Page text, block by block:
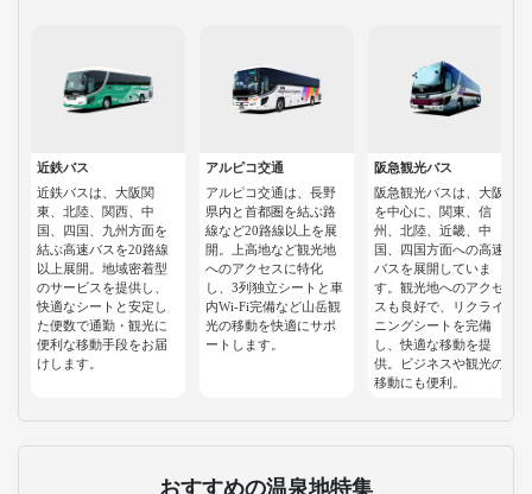
近鉄バス
近鉄バスは、大阪関
東、北陸、関西、中
国、四国、九州方面を
結ぶ高速バスを20路線
以上展開。地域密着型
のサービスを提供し、
快適なシートと安定し
た便数で通勤・観光に
便利な移動手段をお届
けします。
アルピコ交通
アルピコ交通は、長野
県内と首都圏を結ぶ路
線など20路線以上を展
開。上高地など観光地
へのアクセスに特化
し、3列独立シートと車
内Wi-Fi完備など山岳観
光の移動を快適にサポ
ートします。
阪急観光バス
阪急観光バスは、大阪
を中心に、関東、信
州、北陸、近畿、中
国、四国方面への高速
バスを展開していま
す。観光地へのアクセ
スも良好で、リクライ
ニングシートを完備
し、快適な移動を提
供。ビジネスや観光の
移動にも便利。
おすすめの温泉地特集